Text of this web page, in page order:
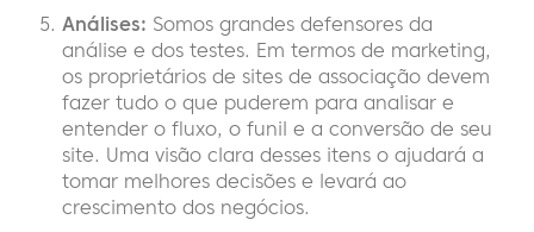
Análises: Somos grandes defensores da
análise e dos testes. Em termos de marketing,
os proprietários de sites de associação devem
fazer tudo o que puderem para analisar e
entender o fluxo, o funil e a conversão de seu
site. Uma visão clara desses itens o ajudará a
tomar melhores decisões e levará ao
crescimento dos negócios.